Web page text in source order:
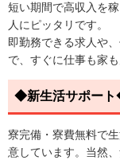
短い期間で高収入を
人にピッタリです。
即勤務できる求人や
で、すぐに仕事も家
◆新生活サポー
寮完備・寮費無料で
意しています。当然